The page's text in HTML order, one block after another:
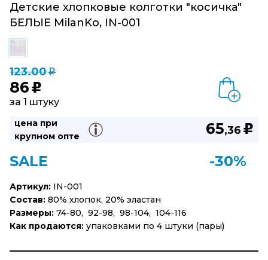
Детские хлопковые колготки "косичка"
БЕЛЫЕ MilanKo, IN-001
123.00q
86 u
за 1 штуку
цена при
крупном опте
65,36 u
SALE -30%
Артикул: IN-001
Состав: 80% хлопок, 20% эластан
Размеры: 74-80, 92-98, 98-104, 104-116
Как продаются: упаковками по 4 штуки (пары)